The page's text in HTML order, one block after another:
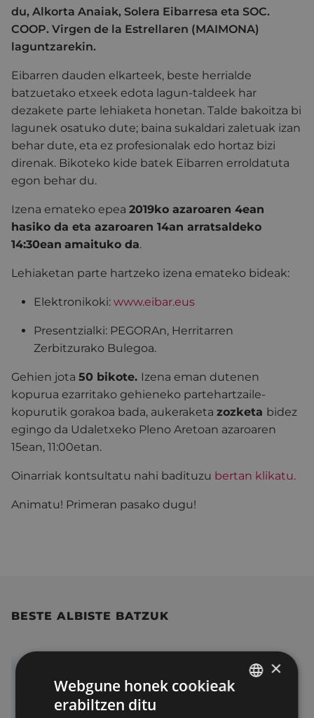
du, Alkorta Anaiak, Solera Eibarresa eta SOC.
COOP. Virgen de la Estrellaren (MAIMONA)
laguntzarekin.
Eibarren dauden elkarteek, beste herrialde
batzuetako etxeek edota lagun-taldeek har
dezakete parte lehiaketa honetan. Talde bakoitza bi
lagunek osatuko dute; baina sukaldari zaletuak izan
behar dute, eta ez profesionalak edo hortaz bizi
direnak. Bikoteko kide batek Eibarren erroldatuta
egon behar du.
Izena emateko epea 2019ko azaroaren 4ean
hasiko da eta azaroaren 14an arratsaldeko
14:30ean amaituko da.
Lehiaketan parte hartzeko izena emateko bideak:
Elektronikoki: www.eibar.eus
Presentzialki: PEGORAn, Herritarren
Zerbitzurako Bulegoa.
Gehien jota 50 bikote. Izena eman dutenen
kopurua ezarritako gehieneko partehartzaile-
kopurutik gorakoa bada, aukeraketa zozketa bidez
egingo da Udaletxeko Pleno Aretoan azaroaren
15ean, 11:00etan.
Oinarriak kontsultatu nahi badituzu bertan klikatu.
Animatu! Primeran pasako dugu!
BESTE ALBISTE BATZUK
×
Webgune honek cookieak
erabiltzen ditu